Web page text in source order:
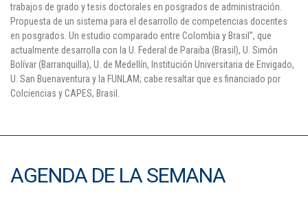
trabajos de grado y tesis doctorales en posgrados de administración.
Propuesta de un sistema para el desarrollo de competencias docentes
en posgrados. Un estudio comparado entre Colombia y Brasil”, que
actualmente desarrolla con la U. Federal de Paraiba (Brasil), U. Simón
Bolívar (Barranquilla), U. de Medellín, Institución Universitaria de Envigado,
U. San Buenaventura y la FUNLAM; cabe resaltar que es financiado por
Colciencias y CAPES, Brasil.
AGENDA DE LA SEMANA